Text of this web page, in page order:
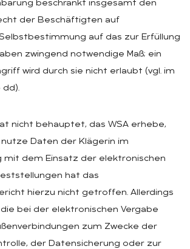
beschränkt insgesamt den
der Beschäftigten auf
auf das zur Erfüllung
zwingend notwendige Maß; ein
wird durch sie nicht erlaubt (vgl. im
dd).
nicht behauptet, das WSA erhebe,
Daten der Klägerin im
mit dem Einsatz der elektronischen
hat das
hierzu nicht getroffen. Allerdings
bei der elektronischen Vergabe
zum Zwecke der
der Datensicherung oder zur